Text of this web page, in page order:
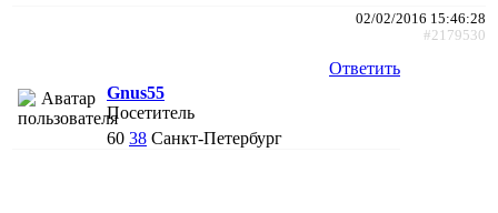
02/02/2016 15:46:28
#2179530
Ответить
Gnus55
Посетитель
60 38 Санкт-Петербург